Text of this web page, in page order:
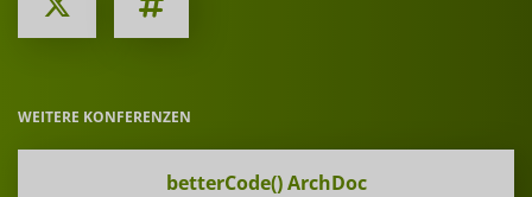
WEITERE KONFERENZEN
betterCode() ArchDoc